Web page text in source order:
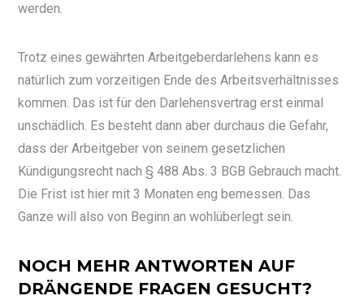
werden.
Trotz eines gewährten Arbeitgeberdarlehens kann es
natürlich zum vorzeitigen Ende des Arbeitsverhältnisses
kommen. Das ist für den Darlehensvertrag erst einmal
unschädlich. Es besteht dann aber durchaus die Gefahr,
dass der Arbeitgeber von seinem gesetzlichen
Kündigungsrecht nach § 488 Abs. 3 BGB Gebrauch macht.
Die Frist ist hier mit 3 Monaten eng bemessen. Das
Ganze will also von Beginn an wohlüberlegt sein.
NOCH MEHR ANTWORTEN AUF
DRÄNGENDE FRAGEN GESUCHT?